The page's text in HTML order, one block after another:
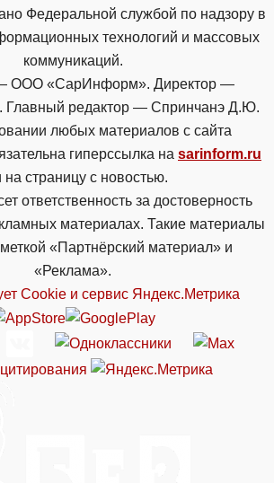
Федеральной службой по надзору в
технологий и массовых
коммуникаций.
ООО «СарИнформ». Директор —
Главный редактор — Спринчанэ Д.Ю.
любых материалов с сайта
гиперссылка на sarinform.ru
на страницу с новостью.
ответственность за достоверность
материалах. Такие материалы
«Партнёрский материал» и
«Реклама».
Cookie и сервиc Яндекс.Метрика